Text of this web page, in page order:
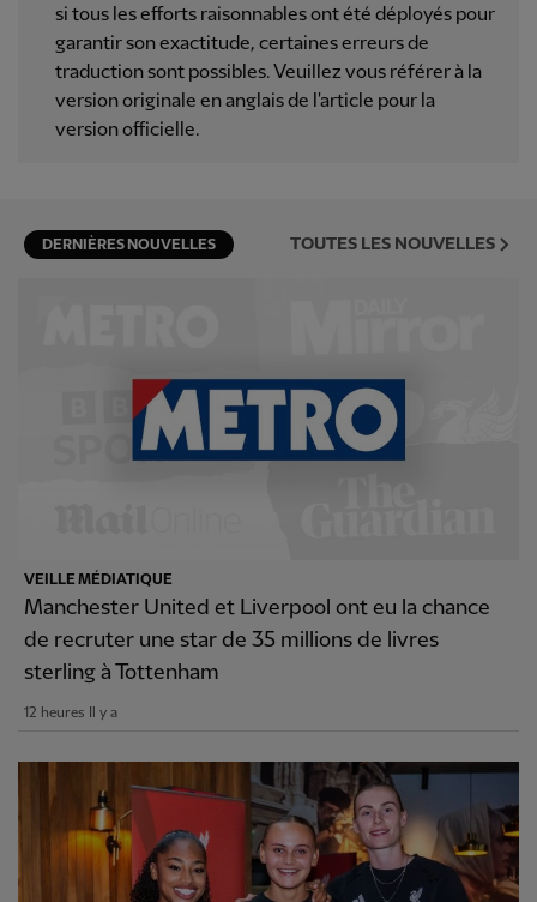
si tous les efforts raisonnables ont été déployés pour
garantir son exactitude, certaines erreurs de
traduction sont possibles. Veuillez vous référer à la
version originale en anglais de l'article pour la
version officielle.
DERNIÈRES NOUVELLES TOUTES LES NOUVELLES
VEILLE MÉDIATIQUE
Manchester United et Liverpool ont eu la chance
de recruter une star de 35 millions de livres
sterling à Tottenham
12 heures Il y a